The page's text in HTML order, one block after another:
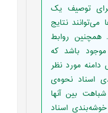
توصیف یک
نتایج
همچنین روابط
باشد که
دامنه مورد نظر
اسناد نحوه‌ی
بین آنها
اسناد